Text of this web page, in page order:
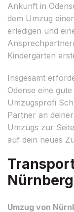
Ankunft in
dem Umzug
erledigen und
Kindergärten
Insgesamt
Odense eine
Umzugsprofi
Partner an
Umzugs zur
auf dein neues
Umzug von